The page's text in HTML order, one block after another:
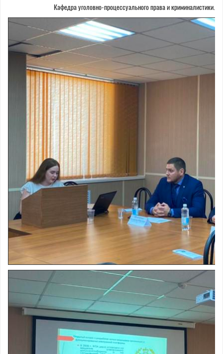
Кафедра уголовно-процессуального права и криминалистики.